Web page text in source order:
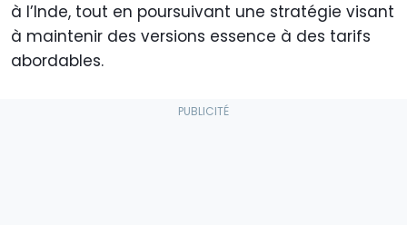
à l’Inde, tout en poursuivant une stratégie visant
à maintenir des versions essence à des tarifs
abordables.